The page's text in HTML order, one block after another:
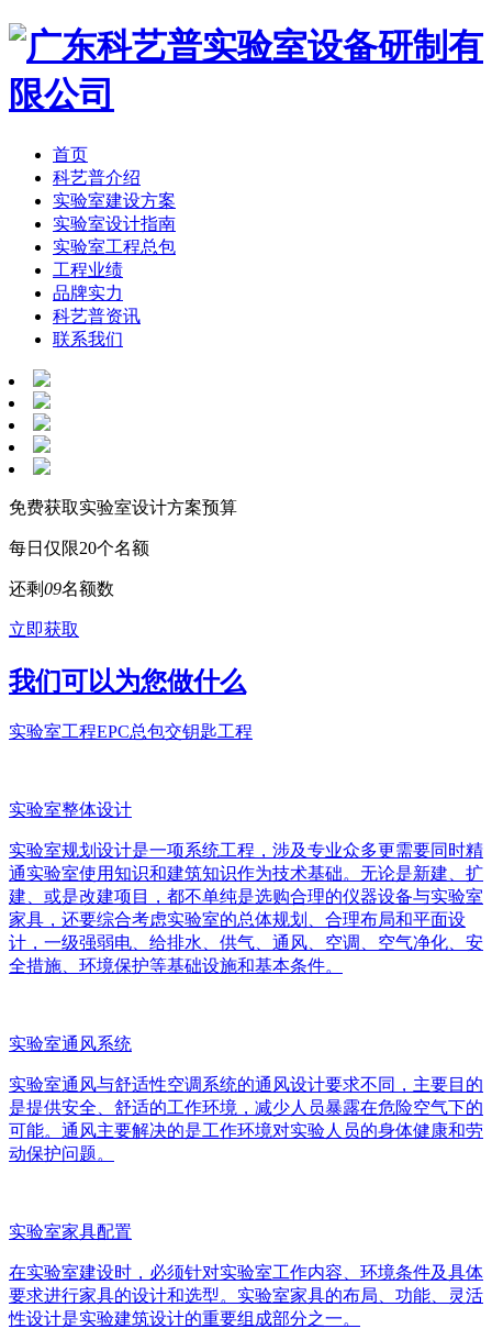
首页
科艺普介绍
实验室建设方案
实验室设计指南
实验室工程总包
工程业绩
品牌实力
科艺普资讯
联系我们
免费获取实验室设计方案预算
每日仅限20个名额
还剩09名额数
立即获取
我们可以为您做什么
实验室工程EPC总包交钥匙工程
实验室整体设计
实验室规划设计是一项系统工程，涉及专业众多更需要同时精
通实验室使用知识和建筑知识作为技术基础。无论是新建、扩
建、或是改建项目，都不单纯是选购合理的仪器设备与实验室
家具，还要综合考虑实验室的总体规划、合理布局和平面设
计，一级强弱电、给排水、供气、通风、空调、空气净化、安
全措施、环境保护等基础设施和基本条件。
实验室通风系统
实验室通风与舒适性空调系统的通风设计要求不同，主要目的
是提供安全、舒适的工作环境，减少人员暴露在危险空气下的
可能。通风主要解决的是工作环境对实验人员的身体健康和劳
动保护问题。
实验室家具配置
在实验室建设时，必须针对实验室工作内容、环境条件及具体
要求进行家具的设计和选型。实验室家具的布局、功能、灵活
性设计是实验建筑设计的重要组成部分之一。